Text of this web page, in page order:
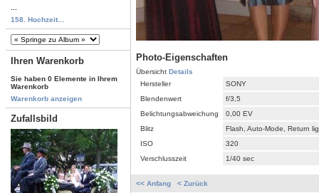
158. Hochzeit...
Ihren Warenkorb
Sie haben 0 Elemente in Ihrem
Warenkorb
Warenkorb anzeigen
Zufallsbild
Photo-Eigenschaften
Übersicht Details
Hersteller
SONY
Blendenwert
f/3,5
Belichtungsabweichung
0,00 EV
Blitz
Flash, Auto-Mode, Return
ISO
320
Verschlusszeit
1/40 sec
<< Anfang < Zurück